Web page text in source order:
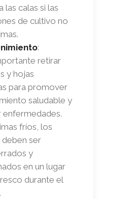
las calas si las
de cultivo no
:
retirar
y hojas
para promover
saludable y
enfermedades.
fríos, los
ser
y
en un lugar
durante el